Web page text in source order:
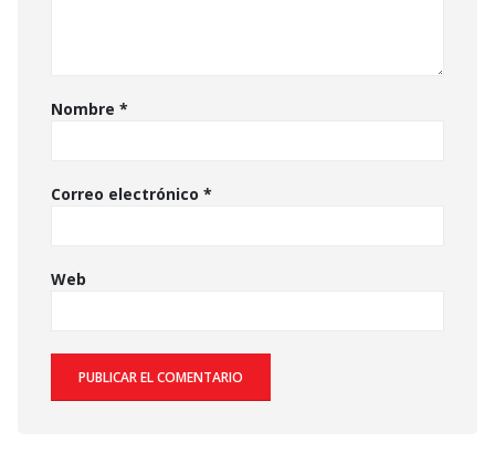
Nombre *
Correo electrónico *
Web